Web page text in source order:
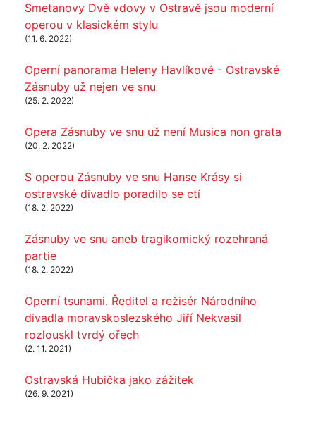
Smetanovy Dvě vdovy v Ostravě jsou moderní
operou v klasickém stylu
(11. 6. 2022)
Operní panorama Heleny Havlíkové - Ostravské
Zásnuby už nejen ve snu
(25. 2. 2022)
Opera Zásnuby ve snu už není Musica non grata
(20. 2. 2022)
S operou Zásnuby ve snu Hanse Krásy si
ostravské divadlo poradilo se ctí
(18. 2. 2022)
Zásnuby ve snu aneb tragikomický rozehraná
partie
(18. 2. 2022)
Operní tsunami. Ředitel a režisér Národního
divadla moravskoslezského Jiří Nekvasil
rozlouskl tvrdý ořech
(2. 11. 2021)
Ostravská Hubička jako zážitek
(26. 9. 2021)